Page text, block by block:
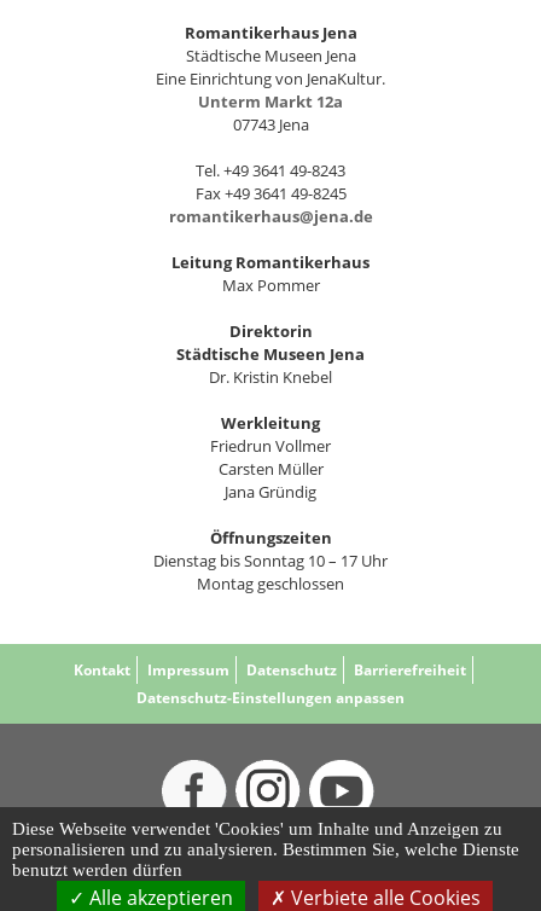
Romantikerhaus Jena
Städtische Museen Jena
Eine Einrichtung von JenaKultur.
Unterm Markt 12a
07743 Jena
Tel. +49 3641 49-8243
Fax +49 3641 49-8245
romantikerhaus@jena.de
Leitung Romantikerhaus
Max Pommer
Direktorin
Städtische Museen Jena
Dr. Kristin Knebel
Werkleitung
Friedrun Vollmer
Carsten Müller
Jana Gründig
Öffnungszeiten
Dienstag bis Sonntag 10 – 17 Uhr
Montag geschlossen
Kontakt Impressum Datenschutz
Barrierefreiheit
Datenschutz-Einstellungen anpassen
Diese Webseite verwendet 'Cookies' um Inhalte und Anzeigen zu
personalisieren und zu analysieren. Bestimmen Sie, welche Dienste
benutzt werden dürfen
Alle akzeptieren Verbiete alle Cookies